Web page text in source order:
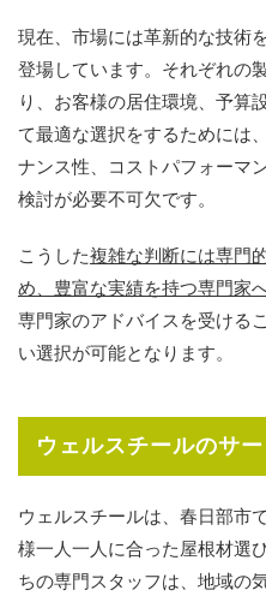
現在、市場には革新的な技術
登場しています。それぞれの
り、お客様の居住環境、予算
て最適な選択をするためには
ナンス性、コストパフォーマ
検討が必要不可欠です。
こうした複雑な判断には専門
め、豊富な実績を持つ専門家
専門家のアドバイスを受ける
い選択が可能となります。
ウェルスチールのサ
ウェルスチールは、春日部市
様一人一人に合った屋根材選
ちの専門スタッフは、地域の